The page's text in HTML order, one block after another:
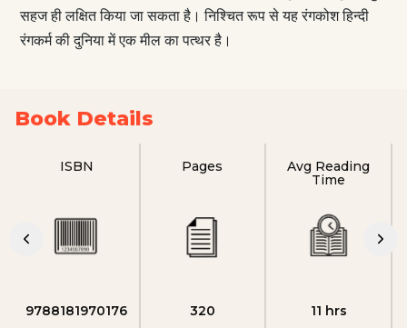
सहज ही लक्षित किया जा सकता है। निश्चित रूप से यह रंगकोश हिन्दी
रंगकर्म की दुनिया में एक मील का पत्थर है।
Book Details
ISBN
9788181970176
Pages
320
Avg Reading
Time
11 hrs